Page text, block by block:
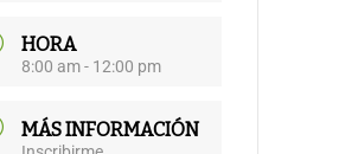
HORA
8:00 am - 12:00 pm
MÁS INFORMACIÓN